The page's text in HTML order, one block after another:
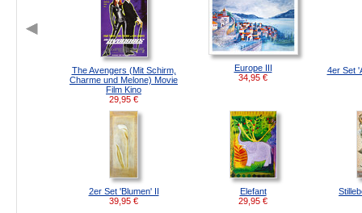
The Avengers (Mit Schirm,
Charme und Melone) Movie
Film Kino
29,95 €
Europe III
34,95 €
4er Set
2er Set 'Blumen' II
39,95 €
Elefant
29,95 €